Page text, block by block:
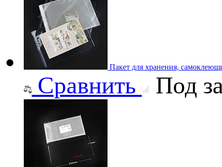
Пакет для хранения,
Сравнить Под